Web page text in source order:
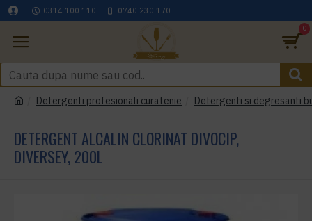
0314 100 110 0740 230 170
0
Detergenti profesionali curatenie Detergenti si degresanti
DETERGENT ALCALIN CLORINAT DIVOCIP,
DIVERSEY, 200L